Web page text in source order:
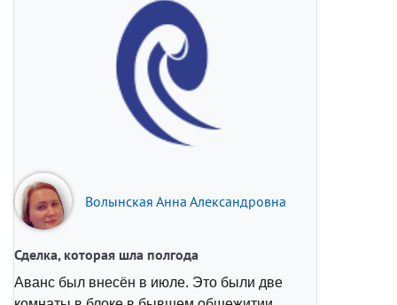
Волынская Анна Александровна
Сделка, которая шла полгода
Аванс был внесён в июле. Это были две